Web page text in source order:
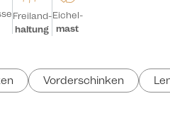
Freiland-
haltung
Eichel-
mast
Vorderschinken